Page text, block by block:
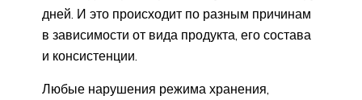
дней. И это происходит по разным причинам
в зависимости от вида продукта, его состава
и консистенции.
Любые нарушения режима хранения,